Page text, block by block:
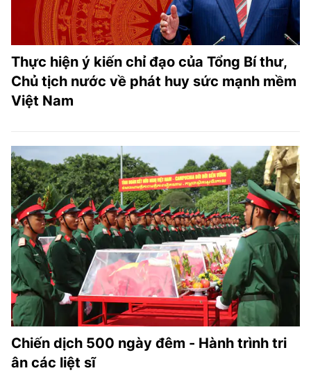
Thực hiện ý kiến chỉ đạo của Tổng Bí thư,
Chủ tịch nước về phát huy sức mạnh mềm
Việt Nam
Chiến dịch 500 ngày đêm - Hành trình tri
ân các liệt sĩ